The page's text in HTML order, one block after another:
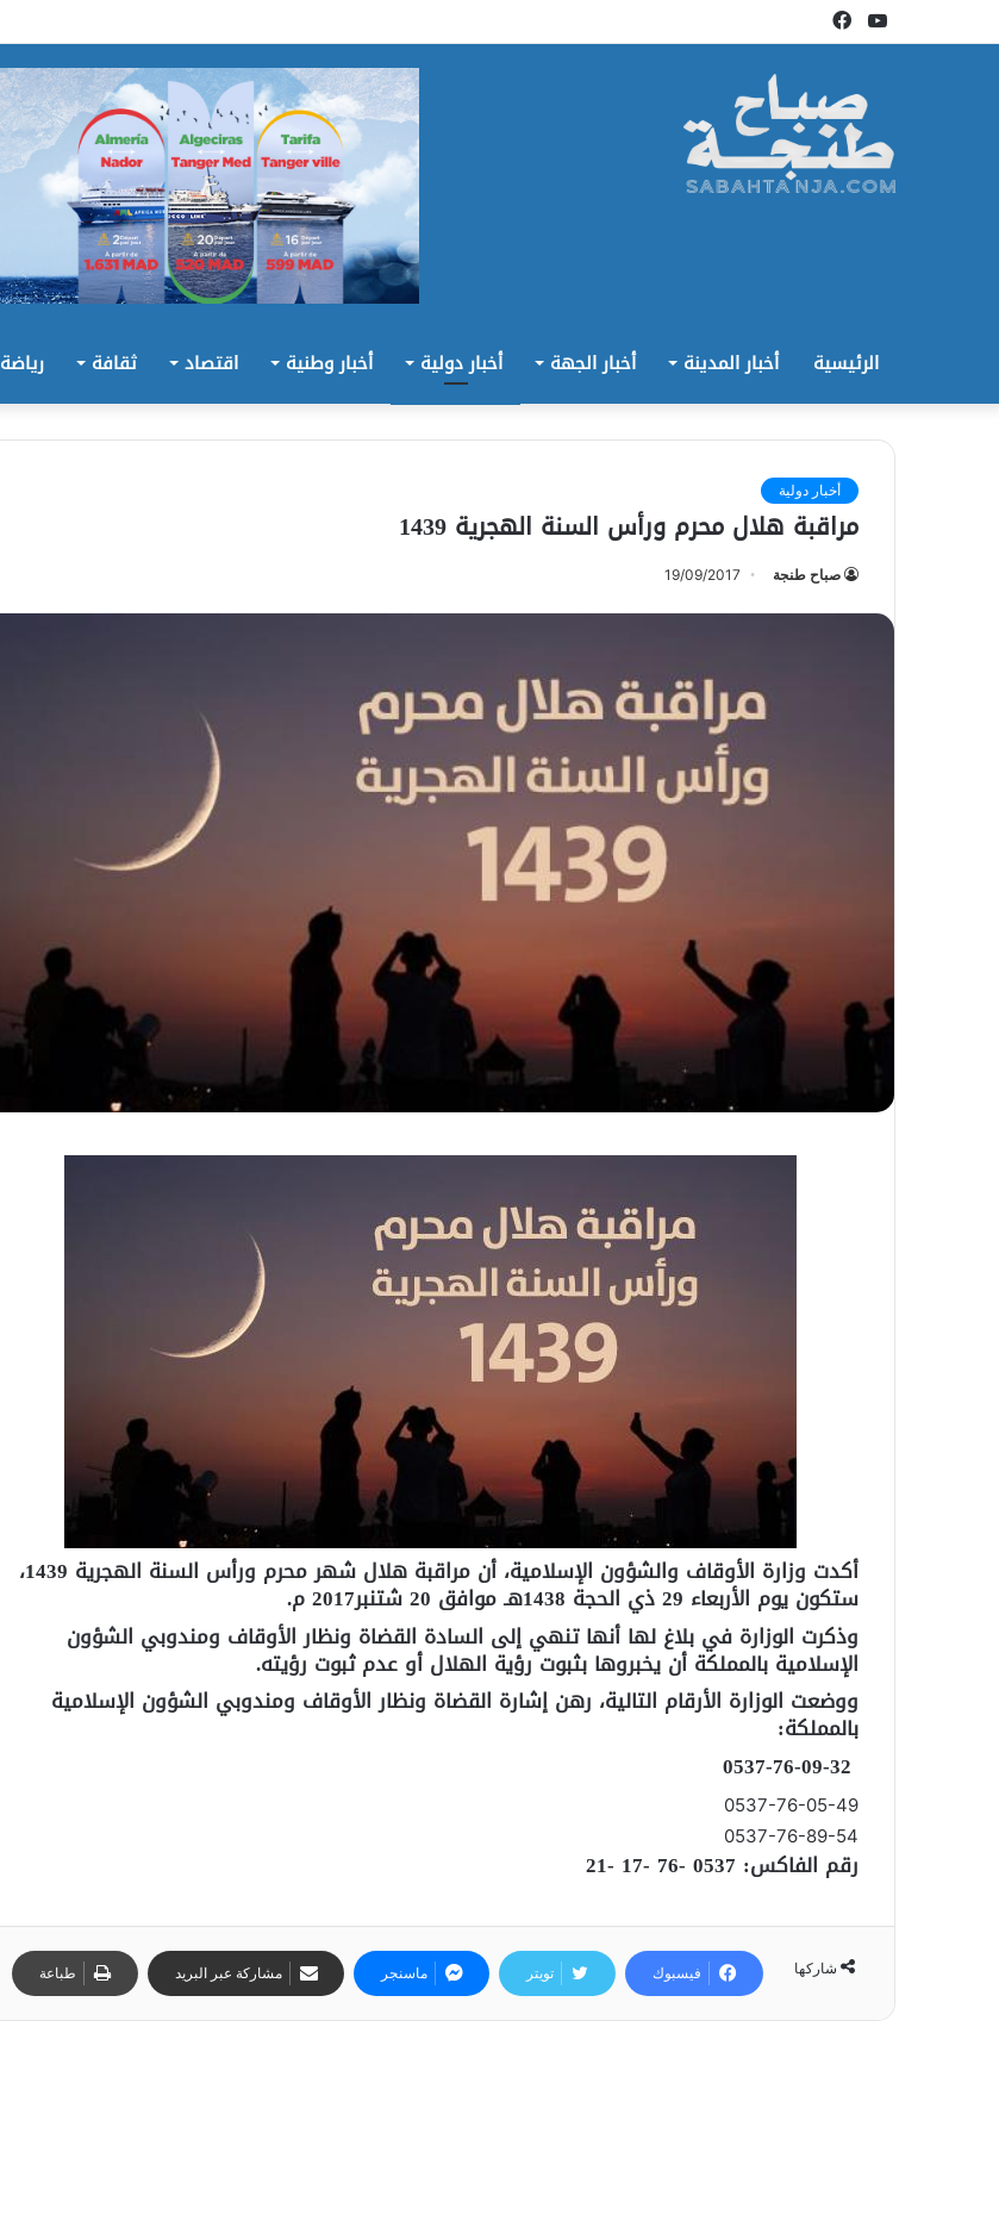
فيسبوكيوتيوب
الرئيسية أخبار المدينة أخبار الجهة أخبار دولية أخبار وطنية اقتصاد ثقافة رياضة
أخبار دولية
مراقبة هلال محرم ورأس السنة الهجرية 1439
صباح طنجة 19/09/2017
أكدت وزارة الأوقاف والشؤون الإسلامية، أن مراقبة هلال شهر محرم ورأس السنة الهجرية 1439،
ستكون يوم الأربعاء 29 ذي الحجة 1438هـ موافق 20 شتنبر2017 م.
وذكرت الوزارة في بلاغ لها أنها تنهي إلى السادة القضاة ونظار الأوقاف ومندوبي الشؤون
الإسلامية بالمملكة أن يخبروها بثبوت رؤية الهلال أو عدم ثبوت رؤيته.
ووضعت الوزارة الأرقام التالية، رهن إشارة القضاة ونظار الأوقاف ومندوبي الشؤون الإسلامية
بالمملكة:
0537-76-05-49
0537-76-89-54
رقم الفاكس: 0537 -76 -17 -21
شاركها فيسبوك تويتر ماسنجر مشاركة عبر البريد طباعة